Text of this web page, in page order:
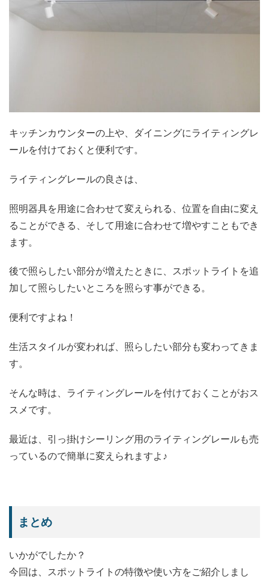
キッチンカウンターの上や、ダイニングにライティングレ
ールを付けておくと便利です。
ライティングレールの良さは、
照明器具を用途に合わせて変えられる、位置を自由に変え
ることができる、そして用途に合わせて増やすこともでき
ます。
後で照らしたい部分が増えたときに、スポットライトを追
加して照らしたいところを照らす事ができる。
便利ですよね！
生活スタイルが変われば、照らしたい部分も変わってきま
す。
そんな時は、ライティングレールを付けておくことがおス
スメです。
最近は、引っ掛けシーリング用のライティングレールも売
っているので簡単に変えられますよ♪
まとめ
いかがでしたか？
今回は、スポットライトの特徴や使い方をご紹介しまし